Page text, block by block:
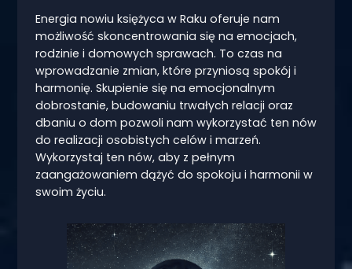
Energia nowiu księżyca w Raku oferuje nam
możliwość skoncentrowania się na emocjach,
rodzinie i domowych sprawach. To czas na
wprowadzanie zmian, które przyniosą spokój i
harmonię. Skupienie się na emocjonalnym
dobrostanie, budowaniu trwałych relacji oraz
dbaniu o dom pozwoli nam wykorzystać ten nów
do realizacji osobistych celów i marzeń.
Wykorzystaj ten nów, aby z pełnym
zaangażowaniem dążyć do spokoju i harmonii w
swoim życiu.